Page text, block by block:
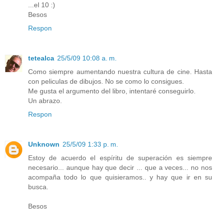
...el 10 :)
Besos
Respon
tetealca 25/5/09 10:08 a. m.
Como siempre aumentando nuestra cultura de cine. Hasta
con peliculas de dibujos. No se como lo consigues.
Me gusta el argumento del libro, intentaré conseguirlo.
Un abrazo.
Respon
Unknown 25/5/09 1:33 p. m.
Estoy de acuerdo el espíritu de superación es siempre
necesario... aunque hay que decir ... que a veces... no nos
acompaña todo lo que quisieramos.. y hay que ir en su
busca.
Besos